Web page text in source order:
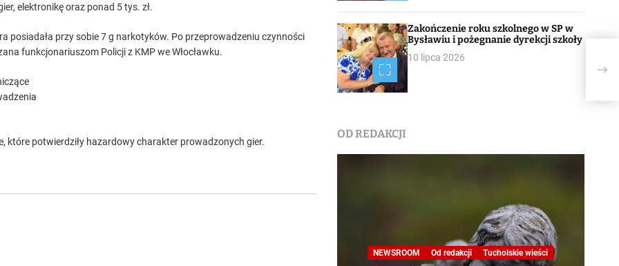
elektronikę oraz ponad 5 tys. zł.
posiadała przy sobie 7 g narkotyków. Po przeprowadzeniu czynności
funkcjonariuszom Policji z KMP we Włocławku.
potwierdziły hazardowy charakter prowadzonych gier.
Zakończenie roku szkolnego w SP w
Bysławiu i pożegnanie dyrekcji szkoły
10 lipca 2026
OD REDAKCJI
NEWSROOM Od redakcji Tucholskie wieści